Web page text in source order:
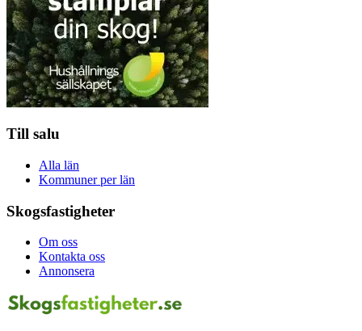
Till salu
Alla län
Kommuner per län
Skogsfastigheter
Om oss
Kontakta oss
Annonsera